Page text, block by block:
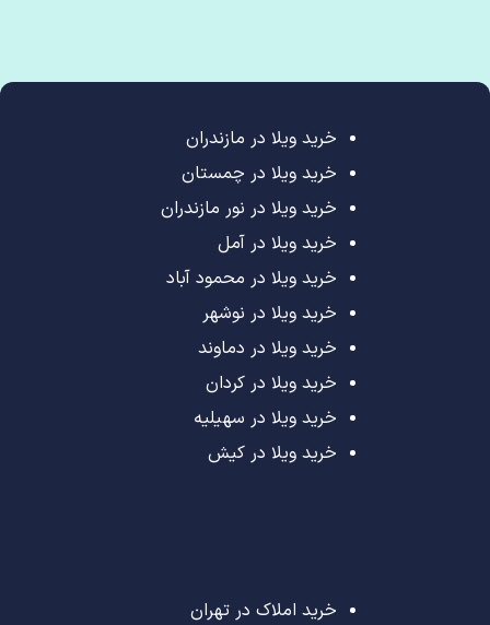
خرید ویلا در مازندران
خرید ویلا در چمستان
خرید ویلا در نور مازندران
خرید ویلا در آمل
خرید ویلا در محمود آباد
خرید ویلا در نوشهر
خرید ویلا در دماوند
خرید ویلا در کردان
خرید ویلا در سهیلیه
خرید ویلا در کیش
خرید املاک در تهران